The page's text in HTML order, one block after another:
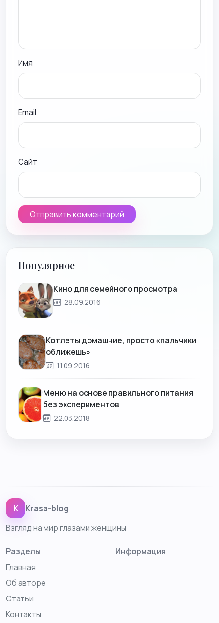
Имя
Email
Сайт
Популярное
Кино для семейного просмотра
28.09.2016
Котлеты домашние, просто «пальчики
оближешь»
11.09.2016
Меню на основе правильного питания
без экспериментов
22.03.2018
K
Krasa-blog
Взгляд на мир глазами женщины
Разделы
Главная
Об авторе
Статьи
Контакты
Информация